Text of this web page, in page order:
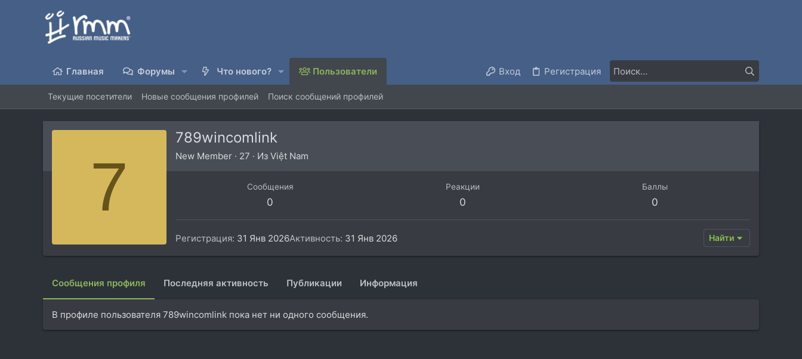
Главная Форумы Что нового? Пользователи Вход Регистрация
Текущие посетители Новые сообщения профилей Поиск сообщений профилей
7
789wincomlink
New Member · 27 · Из Việt Nam
Сообщения
0
Реакции
0
Баллы
0
Регистрация 31 Янв 2026Активность 31 Янв 2026 Найти
Сообщения профиля Последняя активность Публикации Информация
В профиле пользователя 789wincomlink пока нет ни одного сообщения.